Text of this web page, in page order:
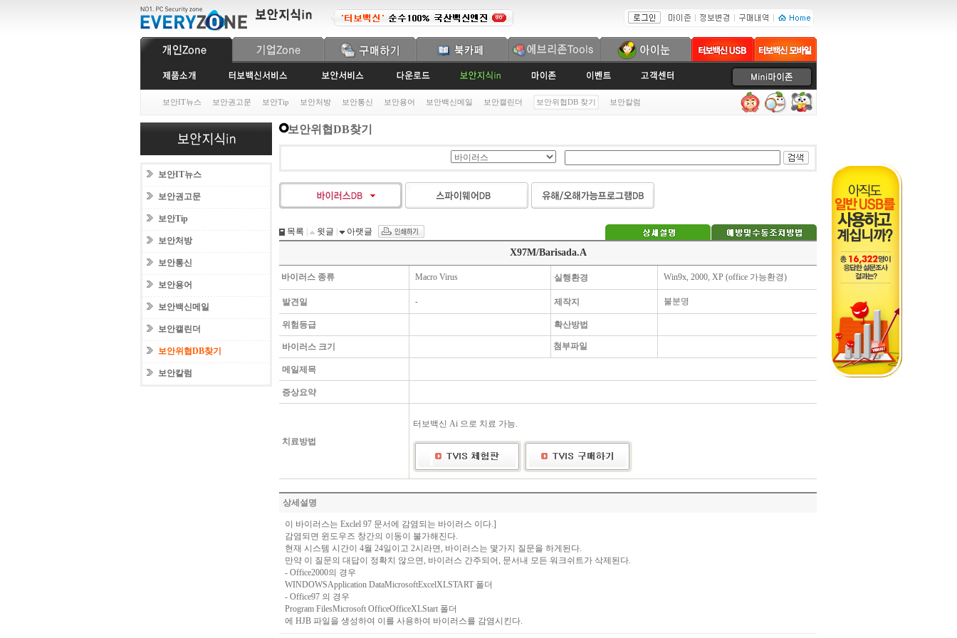
보안IT뉴스 보안권고문 보안Tip 보안처방 보안통신 보안용어 보안백신메일 보안캘린더 보안위협DB 찾기 보안칼럼
보안IT뉴스
보안권고문
보안Tip
보안처방
보안통신
보안용어
보안백신메일
보안캘린더
보안위협DB찾기
보안칼럼
보안위협DB찾기
목록 윗글 아랫글
X97M/Barisada.A
바이러스 종류 Macro Virus 실행환경 Win9x, 2000, XP (office 가능환경)
발견일 - 제작지 불분명
위험등급 확산방법
바이러스 크기 첨부파일
메일제목
증상요약
치료방법
터보백신 Ai 으로 치료 가능.
상세설명
이 바이러스는 Exclel 97 문서에 감염되는 바이러스 이다.]
감염되면 윈도우즈 창간의 이동이 불가해진다.
현재 시스템 시간이 4월 24일이고 2시라면, 바이러스는 몇가지 질문을 하게된다.
만약 이 질문의 대답이 정확치 않으면, 바이러스 간주되어, 문서내 모든 워크쉬트가 삭제된다.
- Office2000의 경우
WINDOWSApplication DataMicrosoftExcelXLSTART 폴더
- Office97 의 경우
Program FilesMicrosoft OfficeOfficeXLStart 폴더
에 HJB 파일을 생성하여 이를 사용하여 바이러스를 감염시킨다.